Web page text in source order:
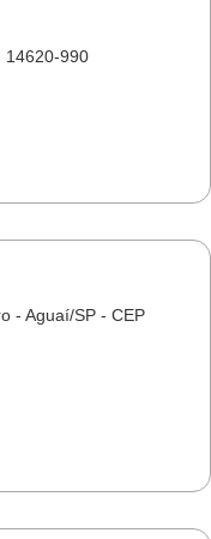
14620-990
- Aguaí/SP - CEP